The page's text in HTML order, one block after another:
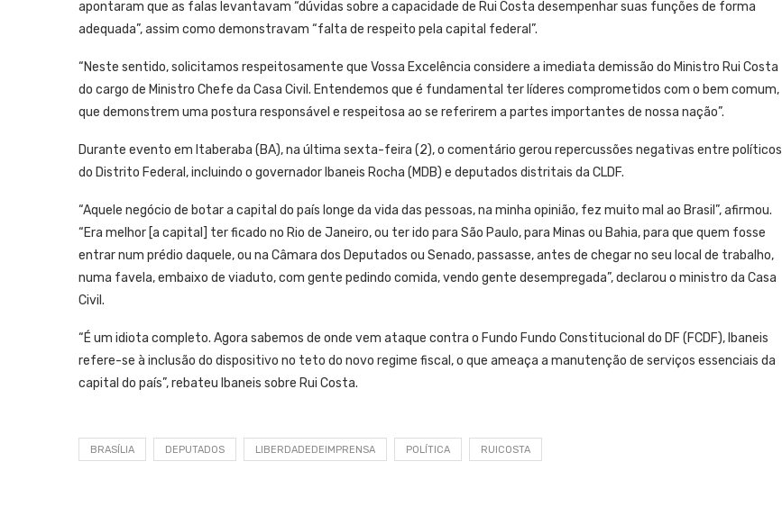
apontaram que as falas levantavam “dúvidas sobre a capacidade de Rui Costa desempenhar suas funções de forma
adequada”, assim como demonstravam “falta de respeito pela capital federal”.
“Neste sentido, solicitamos respeitosamente que Vossa Excelência considere a imediata demissão do Ministro Rui Costa
do cargo de Ministro Chefe da Casa Civil. Entendemos que é fundamental ter líderes comprometidos com o bem comum,
que demonstrem uma postura responsável e respeitosa ao se referirem a partes importantes de nossa nação”.
Durante evento em Itaberaba (BA), na última sexta-feira (2), o comentário gerou repercussões negativas entre políticos
do Distrito Federal, incluindo o governador Ibaneis Rocha (MDB) e deputados distritais da CLDF.
“Aquele negócio de botar a capital do país longe da vida das pessoas, na minha opinião, fez muito mal ao Brasil”, afirmou.
“Era melhor [a capital] ter ficado no Rio de Janeiro, ou ter ido para São Paulo, para Minas ou Bahia, para que quem fosse
entrar num prédio daquele, ou na Câmara dos Deputados ou Senado, passasse, antes de chegar no seu local de trabalho,
numa favela, embaixo de viaduto, com gente pedindo comida, vendo gente desempregada”, declarou o ministro da Casa
Civil.
“É um idiota completo. Agora sabemos de onde vem ataque contra o Fundo Fundo Constitucional do DF (FCDF), Ibaneis
refere-se à inclusão do dispositivo no teto do novo regime fiscal, o que ameaça a manutenção de serviços essenciais da
capital do país”, rebateu Ibaneis sobre Rui Costa.
BRASÍLIA DEPUTADOS LIBERDADEDEIMPRENSA POLÍTICA RUICOSTA